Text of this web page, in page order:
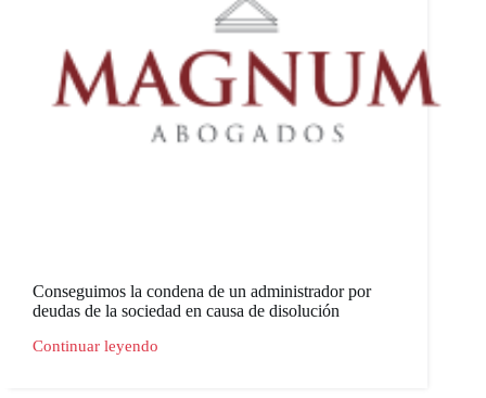
Conseguimos la condena de un administrador por
deudas de la sociedad en causa de disolución
Continuar leyendo